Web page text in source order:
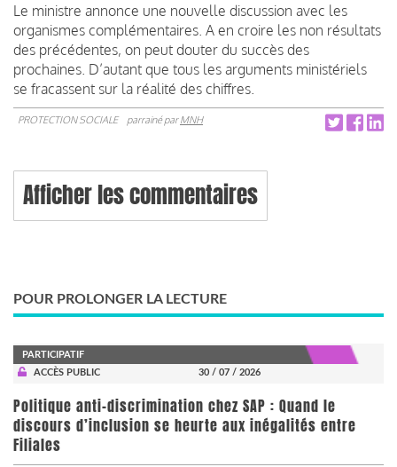
Le ministre annonce une nouvelle discussion avec les
organismes complémentaires. A en croire les non résultats
des précédentes, on peut douter du succès des
prochaines. D’autant que tous les arguments ministériels
se fracassent sur la réalité des chiffres.
PROTECTION SOCIALE parrainé parMNH
Afficher les commentaires
POUR PROLONGER LA LECTURE
PARTICIPATIF
ACCÈS PUBLIC
30 / 07 / 2026
Politique anti-discrimination chez SAP : Quand le
discours d’inclusion se heurte aux inégalités entre
Filiales